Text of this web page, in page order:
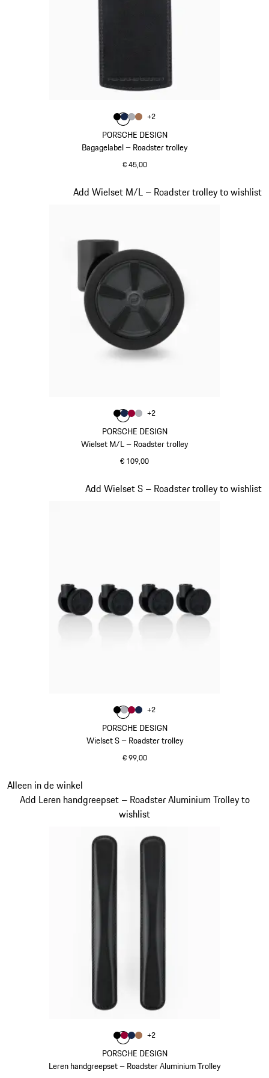
PORSCHE DESIGN
Bagagelabel – Roadster trolley
€ 45,00
Kleur
Kleurzwart
Kleur donkerblauw
Kleurgrijs
Kleur
+2
PORSCHE DESIGN
Wielset M/L – Roadster trolley
€ 109,00
Add Wielset M/L – Roadster trolley to wishlist
Kleur
Kleurzwart
Kleur donkerblauw
Kleurkarmijnrood
Kleur
+2
PORSCHE DESIGN
Wielset S – Roadster trolley
€ 99,00
Add Wielset S – Roadster trolley to wishlist
Kleur
Kleurzwart
Kleur zilver
Kleurkarmijnrood
Kleur
+2
PORSCHE DESIGN
Leren handgreepset – Roadster Aluminium Trolley
Alleen in de winkel
Add Leren handgreepset – Roadster Aluminium Trolley to
wishlist
Dia 20 van 20
Kleur
Kleurzwart
Kleur karmijnrood
Kleurdonkerblauw
Kleur
+2